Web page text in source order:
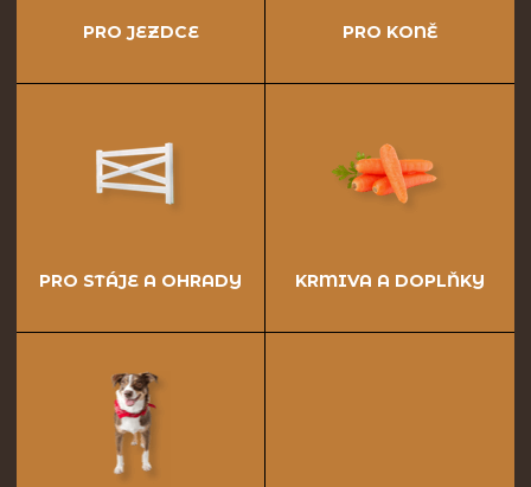
PRO JEZDCE PRO KONĚ
PRO STÁJE A OHRADY KRMIVA A DOPLŇKY